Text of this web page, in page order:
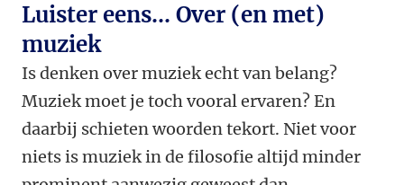
Luister eens... Over (en met)
muziek
Is denken over muziek echt van belang?
Muziek moet je toch vooral ervaren? En
daarbij schieten woorden tekort. Niet voor
niets is muziek in de filosofie altijd minder